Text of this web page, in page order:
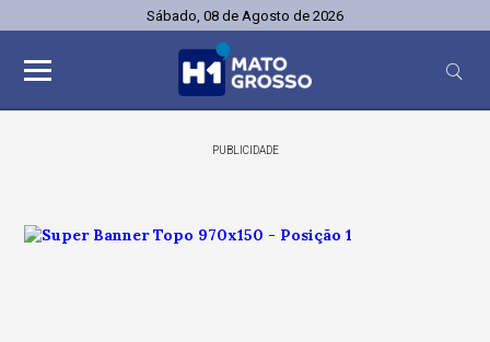
Sábado, 08 de Agosto de 2026
PUBLICIDADE